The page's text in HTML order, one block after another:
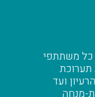
משתתפי
תערוכת
ועד
מנחה